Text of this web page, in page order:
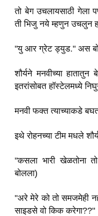
तो बेग उचलायसाठी गेला
ती भिजु नये म्हणुन उचलुन
"यु आर ग्रेट ड्युड." अस
शौर्यने मनवीच्या
इतरांसोबत हॉस्टेलमध्ये
मनवी फक्त त्याच्याकडे
इथे रोहनच्या टीम मधले
"कसला भारी खेळतोना
बोलला)
"अरे मेरे को तो समजमेही
साइडसे वो किक करेगा??"